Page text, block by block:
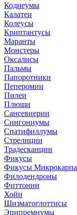
Кодиеумы
Калатеи
Колеусы
Криптантусы
Маранты
Монстеры
Оксалисы
Пальмы
Папоротники
Пеперомии
Пилеи
Плющи
Сансевиерии
Сингониумы
Спатифиллумы
Стрелиции
Традесканции
Фикусы
Фикусы Микрокарпа
Филодендроны
Фиттонии
Хойи
Шизматоглоттисы
Эпипремнумы